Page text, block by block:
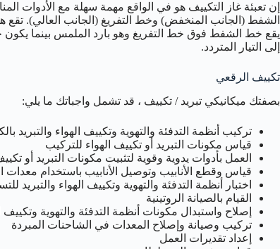
إن تعبئة غاز التكييف هو في الواقع مهمة سهلة مع الأدوات
الشفط (الجانب المنخفض) وخط التفريغ (الجانب العالي).
يقع خط الشفط فوق خط التفريغ وهو بارد الملمس بينما
إلى التيار المتردد.
تكييف الرقعي
بصفتك ميكانيكي تبريد / تكييف ، قد تشمل واجباتك ما يلي:
تركيب أنظمة التدفئة والتهوية وتكييف الهواء والتبريد
قياس مكونات التبريد أو تكييف الهواء للتركيب
العمل بأدوات يدوية وقوية لتثبيت مكونات التبريد أو
قياس وقطع الأنابيب وتوصيل الأنابيب باستخدام معدات
اختبار أنظمة التدفئة والتهوية وتكييف الهواء والتبريد
القيام بالصيانة الروتينية
إصلاح واستبدال مكونات أنظمة التدفئة والتهوية وتكييف
تركيب وصيانة وإصلاح المعدات في الشاحنات المبردة
إعداد تقديرات العمل